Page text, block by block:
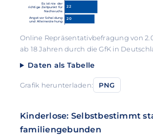
Es ist nie der
richtige Zeitpunkt für
Nachwuchs
22
Angst vor Scheidung
und Alleinerziehung
20
Online Repräsentativbefragung von
ab 18 Jahren durch die GfK in
Daten als Tabelle
Grafik herunterladen: PNG
Kinderlose: Selbstbestimmt
familiengebunden